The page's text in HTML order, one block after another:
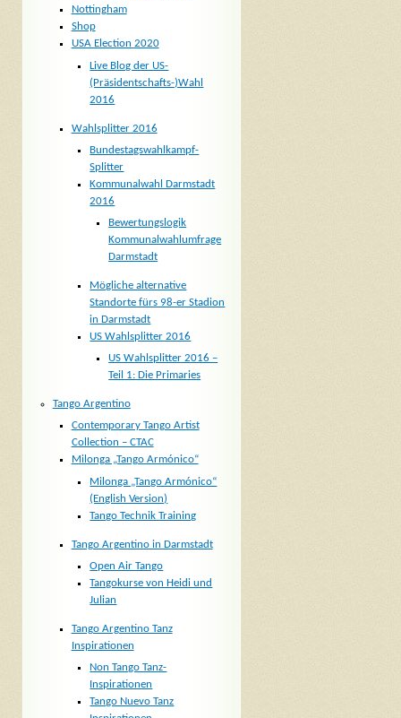
Nottingham
Shop
USA Election 2020
Live Blog der US-
(Präsidentschafts-)Wahl
2016
Wahlsplitter 2016
Bundestagswahlkampf-
Splitter
Kommunalwahl Darmstadt
2016
Bewertungslogik
Kommunalwahlumfrage
Darmstadt
Mögliche alternative
Standorte fürs 98-er Stadion
in Darmstadt
US Wahlsplitter 2016
US Wahlsplitter 2016 –
Teil 1: Die Primaries
Tango Argentino
Contemporary Tango Artist
Collection – CTAC
Milonga „Tango Armónico“
Milonga „Tango Armónico“
(English Version)
Tango Technik Training
Tango Argentino in Darmstadt
Open Air Tango
Tangokurse von Heidi und
Julian
Tango Argentino Tanz
Inspirationen
Non Tango Tanz-
Inspirationen
Tango Nuevo Tanz